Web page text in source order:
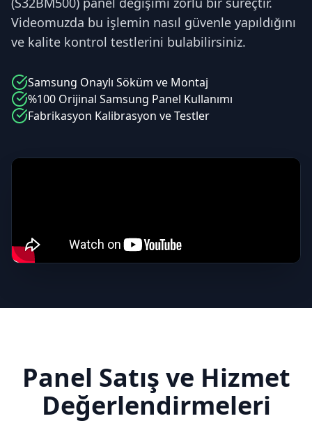
Videomuzda bu işlemin nasıl güvenle yapıldığını
ve kalite kontrol testlerini bulabilirsiniz.
Samsung Onaylı Söküm ve Montaj
%100 Orijinal Samsung Panel Kullanımı
Fabrikasyon Kalibrasyon ve Testler
Panel Satış ve Hizmet
Değerlendirmeleri